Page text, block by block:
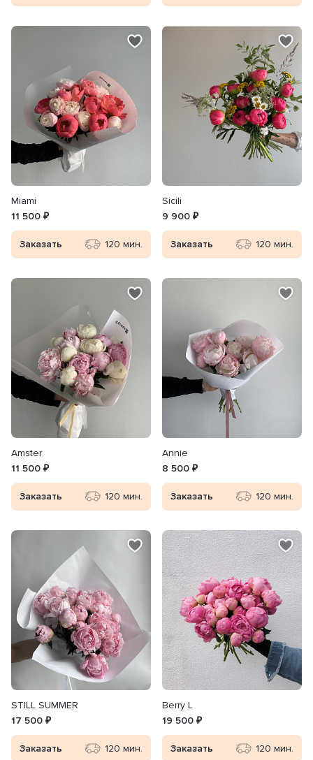
Miami
11 500 ₽
Заказать 120 мин.
Sicili
9 900 ₽
Заказать 120 мин.
Amster
11 500 ₽
Заказать 120 мин.
Annie
8 500 ₽
Заказать 120 мин.
STILL SUMMER
17 500 ₽
Заказать 120 мин.
Berry L
19 500 ₽
Заказать 120 мин.